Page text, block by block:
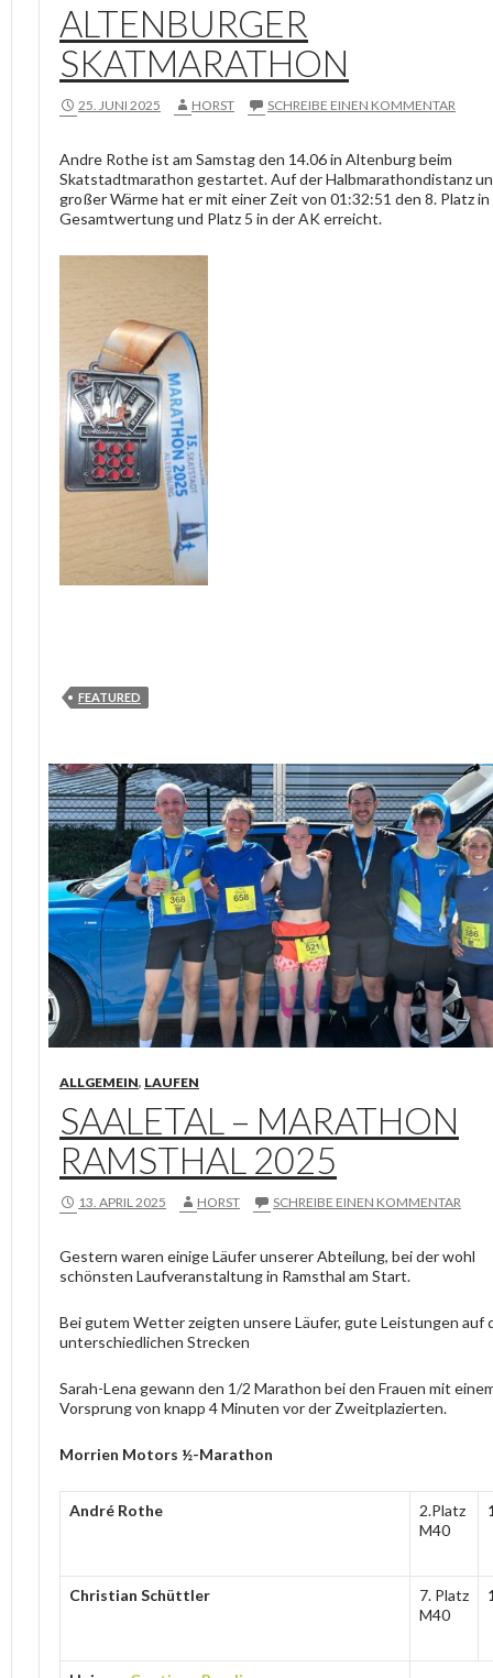
ALTENBURGER
SKATMARATHON
25. JUNI 2025 HORST SCHREIBE EINEN KOMMENTAR
Andre Rothe ist am Samstag den 14.06 in Altenburg beim
Skatstadtmarathon gestartet. Auf der Halbmarathondistanz
großer Wärme hat er mit einer Zeit von 01:32:51 den 8. Platz in
Gesamtwertung und Platz 5 in der AK erreicht.
FEATURED
ALLGEMEIN, LAUFEN
SAALETAL – MARATHON
RAMSTHAL 2025
13. APRIL 2025 HORST SCHREIBE EINEN KOMMENTAR
Gestern waren einige Läufer unserer Abteilung, bei der wohl
schönsten Laufveranstaltung in Ramsthal am Start.
Bei gutem Wetter zeigten unsere Läufer, gute Leistungen auf
unterschiedlichen Strecken
Sarah-Lena gewann den 1/2 Marathon bei den Frauen mit
Vorsprung von knapp 4 Minuten vor der Zweitplazierten.
Morrien Motors ½-Marathon
André Rothe
2.Platz
M40
Christian Schüttler
7. Platz
M40